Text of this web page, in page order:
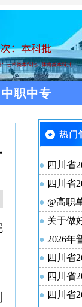
中职中专
四川省
四川省
分段统计
@高职
可查询！
关于做
的通知
2026年
四川省
式发布
四川省
填报工作
四川省